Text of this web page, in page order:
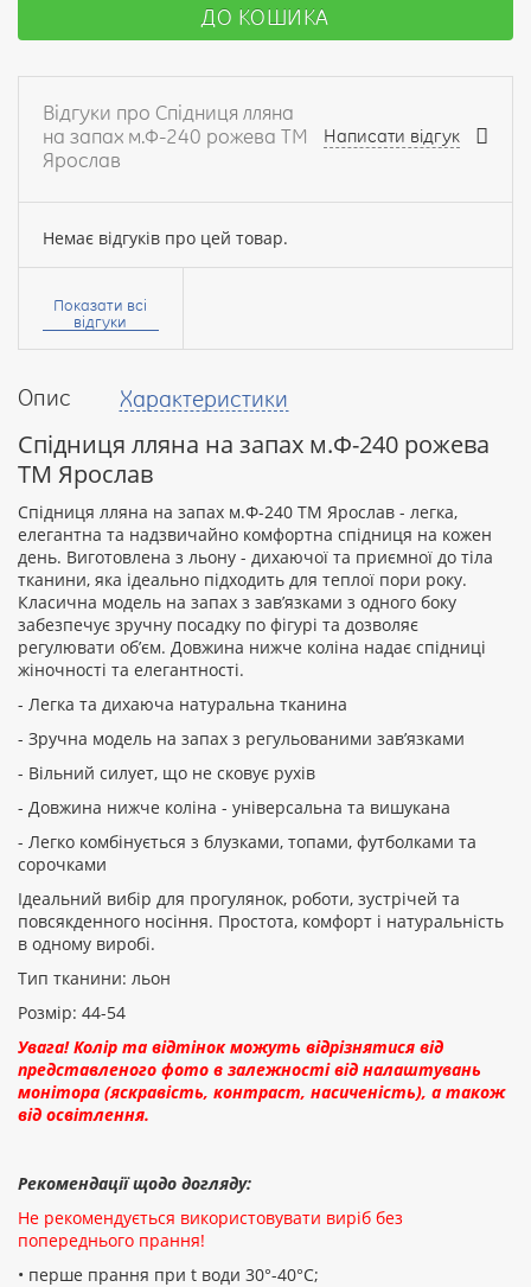
Опис Характеристики
Спідниця лляна на запах м.Ф-240 рожева
ТМ Ярослав
Спідниця лляна на запах м.Ф-240 ТМ Ярослав - легка,
елегантна та надзвичайно комфортна спідниця на кожен
день. Виготовлена з льону - дихаючої та приємної до тіла
тканини, яка ідеально підходить для теплої пори року.
Класична модель на запах з зав’язками з одного боку
забезпечує зручну посадку по фігурі та дозволяє
регулювати об’єм. Довжина нижче коліна надає спідниці
жіночності та елегантності.
- Легка та дихаюча натуральна тканина
- Зручна модель на запах з регульованими зав’язками
- Вільний силует, що не сковує рухів
- Довжина нижче коліна - універсальна та вишукана
- Легко комбінується з блузками, топами, футболками та
сорочками
Ідеальний вибір для прогулянок, роботи, зустрічей та
повсякденного носіння. Простота, комфорт і натуральність
в одному виробі.
Тип тканини: льон
Розмір: 44-54
Увага! Колір та відтінок можуть відрізнятися від
представленого фото в залежності від налаштувань
монітора (яскравість, контраст, насиченість), а також
від освітлення.
Рекомендації щодо догляду:
Не рекомендується використовувати виріб без
попереднього прання!
• перше прання при t води 30°-40°C;
ДО КОШИКА
Відгуки про Спідниця лляна
на запах м.Ф-240 рожева ТМ
Ярослав
Написати відгук
Немає відгуків про цей товар.
Ваше
Ваш
Рейтинг:
ПРОДОВЖИТИ
Показати всі
відгуки